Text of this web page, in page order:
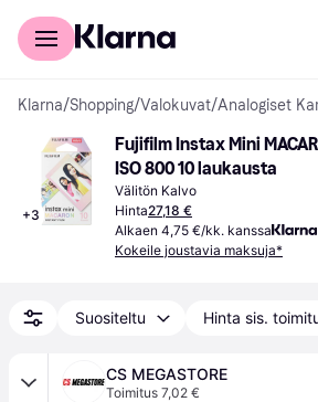
Kuluttajille
Klarna/Shopping/Valokuvat/Analogiset
+3
Fujifilm Instax Mini
ISO 800 10 laukausta
Välitön Kalvo
Hinta27,18 €
Alkaen 4,75 €/kk. kanssa
Kokeile joustavia maksuja*
Suositeltu Hinta sis.
CS MEGASTORE
Toimitus 7,02 €